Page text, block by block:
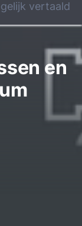
vertaald
en